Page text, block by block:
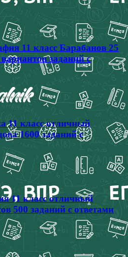
11 класс Барабанов 25
заданий с
11 класс отличный
1600 заданий с
11 класс отличный
500 заданий с ответами